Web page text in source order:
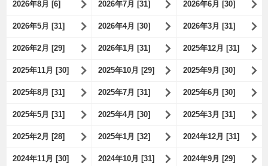
2026年8月 [6] 2026年7月 [31] 2026年6月 [30]
2026年5月 [31] 2026年4月 [30] 2026年3月 [31]
2026年2月 [29] 2026年1月 [31] 2025年12月 [31]
2025年11月 [30] 2025年10月 [29] 2025年9月 [30]
2025年8月 [31] 2025年7月 [31] 2025年6月 [30]
2025年5月 [31] 2025年4月 [30] 2025年3月 [31]
2025年2月 [28] 2025年1月 [32] 2024年12月 [31]
2024年11月 [30] 2024年10月 [31] 2024年9月 [29]